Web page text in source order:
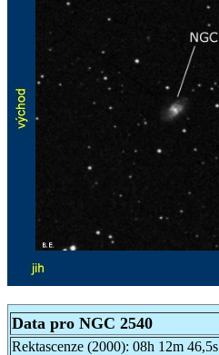
Data pro NGC 2540
Rektascenze (2000): 08h 12m 46,5s